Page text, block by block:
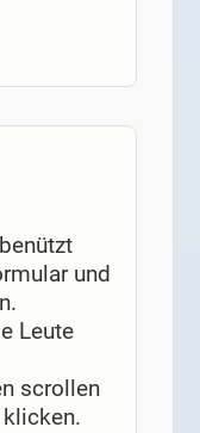
und
Leute
scrollen
klicken.